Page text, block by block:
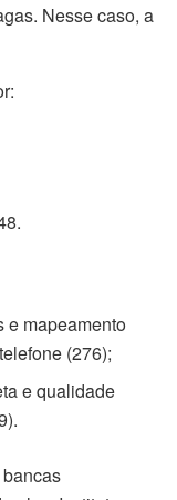
Nesse caso, a
e mapeamento
(276);
e qualidade